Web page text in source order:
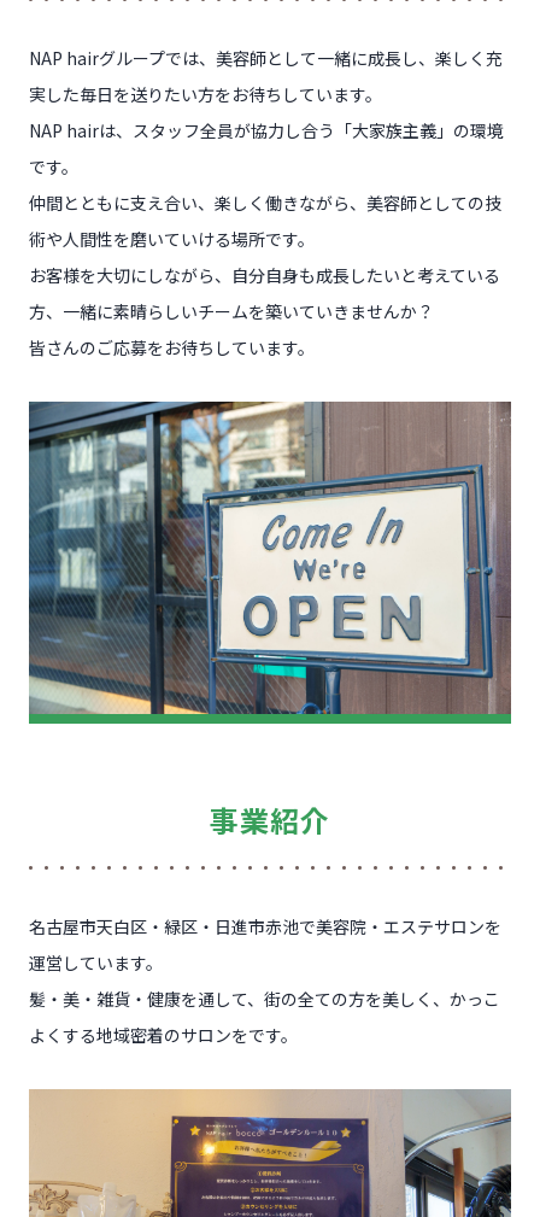
NAP hairグループでは、美容師として一緒に成長し、楽しく充
実した毎日を送りたい方をお待ちしています。
NAP hairは、スタッフ全員が協力し合う「大家族主義」の環境
です。
仲間とともに支え合い、楽しく働きながら、美容師としての技
術や人間性を磨いていける場所です。
お客様を大切にしながら、自分自身も成長したいと考えている
方、一緒に素晴らしいチームを築いていきませんか？
皆さんのご応募をお待ちしています。
事業紹介
名古屋市天白区・緑区・日進市赤池で美容院・エステサロンを
運営しています。
髪・美・雑貨・健康を通して、街の全ての方を美しく、かっこ
よくする地域密着のサロンをです。